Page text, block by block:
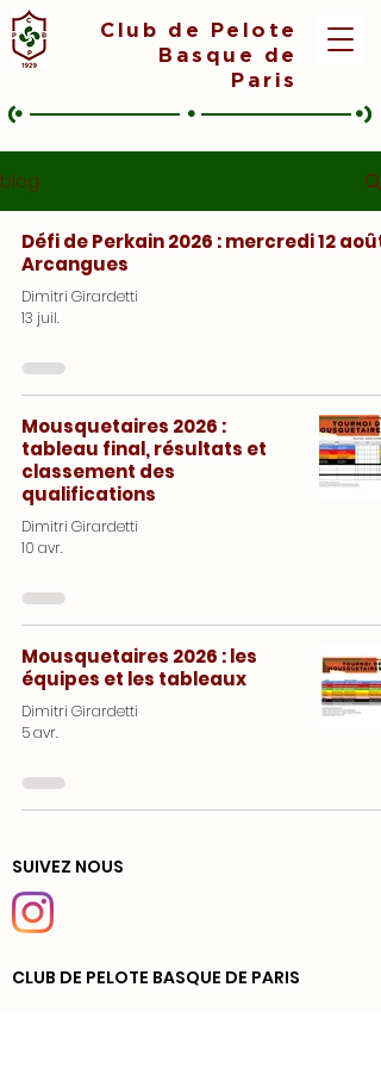
Club de Pelote
Basque de
Paris
(• • •)
blog
Défi de Perkain 2026 : mercredi 12 août
Arcangues
Dimitri Girardetti
13 juil.
Mousquetaires 2026 :
tableau final, résultats et
classement des
qualifications
Dimitri Girardetti
10 avr.
Mousquetaires 2026 : les
équipes et les tableaux
Dimitri Girardetti
5 avr.
SUIVEZ NOUS
CLUB DE PELOTE BASQUE DE PARIS